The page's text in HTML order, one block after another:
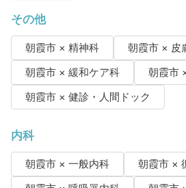
その他
朝霞市 × 精神科
朝霞市 × 皮
朝霞市 × 緩和ケア科
朝霞市
朝霞市 × 健診・人間ドック
内科
朝霞市 × 一般内科
朝霞市 ×